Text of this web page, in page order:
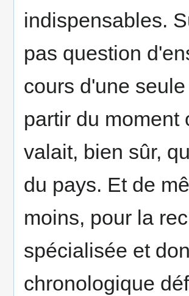
indispensables.
pas question
cours d'une
partir du moment
valait, bien sûr,
du pays. Et de
moins, pour la
spécialisée et
chronologique